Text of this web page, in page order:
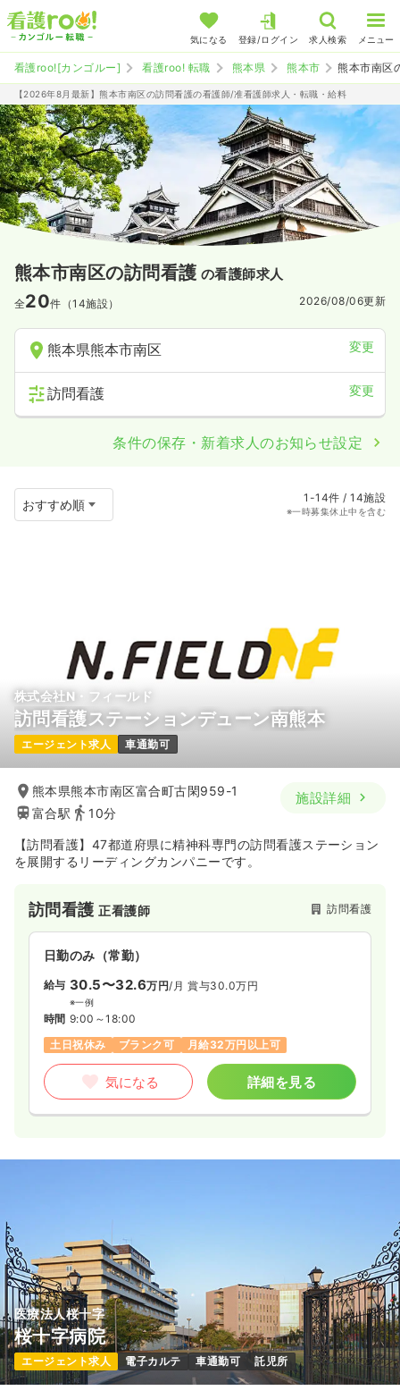
気になる 登録/ログイン 求人検索 メニュー
看護roo![カンゴルー] 看護roo! 転職 熊本県 熊本市 熊本市南区
【2026年8月最新】熊本市南区の訪問看護の看護師/准看護師求人・転職・給料
熊本市南区の訪問看護 の看護師求人
全20件（14施設） 2026/08/06更新
熊本県熊本市南区 変更
訪問看護 変更
条件の保存・新着求人のお知らせ設定
1-14件 / 14施設
※一時募集休止中を含む
株式会社N・フィールド
訪問看護ステーションデューン南熊本
エージェント求人 車通勤可
熊本県熊本市南区富合町古閑959-1
富合駅
10分
施設詳細
【訪問看護】47都道府県に精神科専門の訪問看護ステーション
を展開するリーディングカンパニーです。
訪問看護正看護師 訪問看護
日勤のみ（常勤）
給与 30.5〜32.6万円/月 賞与30.0万円
※一例
時間 9:00～18:00
土日祝休み
ブランク可 月給32万円以上可
気になる 詳細を見る
医療法人桜十字
桜十字病院
エージェント求人 電子カルテ 車通勤可 託児所